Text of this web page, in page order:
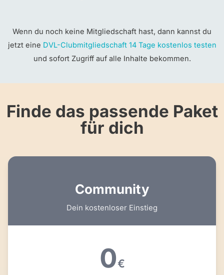
Wenn du noch keine Mitgliedschaft hast, dann kannst du
jetzt eine DVL-Clubmitgliedschaft 14 Tage kostenlos testen
und sofort Zugriff auf alle Inhalte bekommen.
Finde das passende Paket
für dich
Community
Dein kostenloser Einstieg
0€